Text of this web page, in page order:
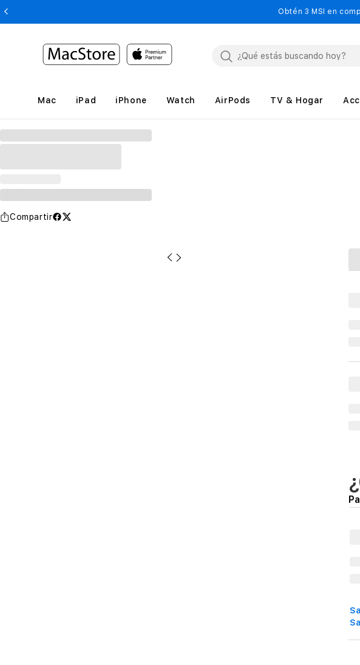
Obtén 3 MSI en
Mac iPad iPhone Watch AirPods TV & Hogar
Compartir